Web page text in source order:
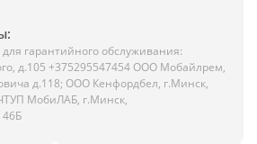
гарантийного обслуживания:
д.105 +375295547454 ООО Мобайлрем,
д.118; ООО Кенфордбел, г.Минск,
МобиЛАБ, г.Минск,
46Б